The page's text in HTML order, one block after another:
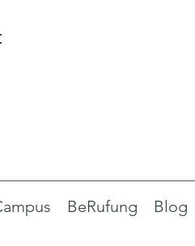
BeRufung Blog